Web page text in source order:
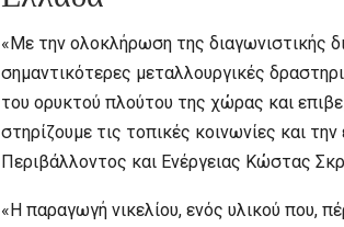
«Με την ολοκλήρωση της διαγωνιστικής
σημαντικότερες μεταλλουργικές
του ορυκτού πλούτου της χώρας και
στηρίζουμε τις τοπικές κοινωνίες και
Περιβάλλοντος και Ενέργειας Κώστας
«Η παραγωγή νικελίου, ενός υλικού που,